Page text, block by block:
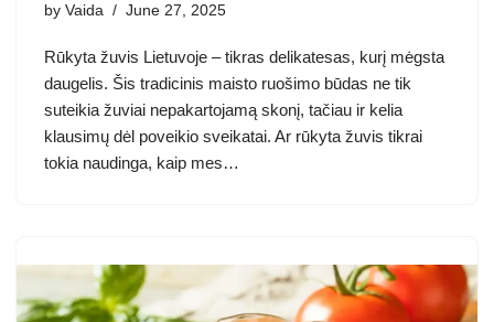
by Vaida June 27, 2025
Rūkyta žuvis Lietuvoje – tikras delikatesas, kurį mėgsta
daugelis. Šis tradicinis maisto ruošimo būdas ne tik
suteikia žuviai nepakartojamą skonį, tačiau ir kelia
klausimų dėl poveikio sveikatai. Ar rūkyta žuvis tikrai
tokia naudinga, kaip mes…